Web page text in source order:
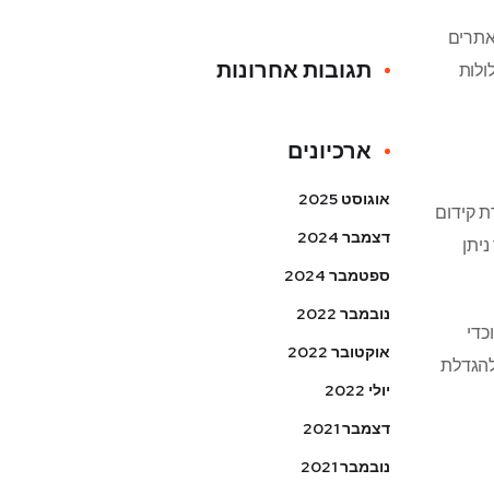
קידום
תגובות אחרונות
ארכיונים
אוגוסט 2025
דצמבר 2024
ספטמבר 2024
נובמבר 2022
אוקטובר 2022
יולי 2022
דצמבר 2021
נובמבר 2021